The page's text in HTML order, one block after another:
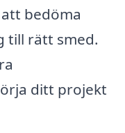
bedöma
till rätt smed.
ditt projekt